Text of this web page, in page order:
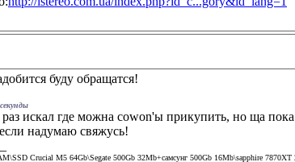
буду обращатся!
раз искал где можна cowon'ы прикупить, но ща
надумаю свяжусь!
Crucial M5 64Gb\Segate 500Gb 32Mb+самсунг 500Gb 16Mb\sapphire